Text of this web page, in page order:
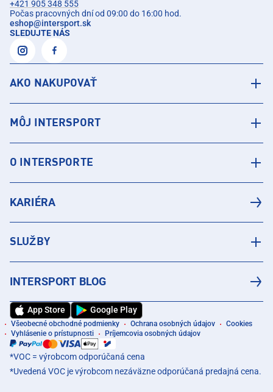
+421 905 348 555
Počas pracovných dní od 09:00 do 16:00 hod.
eshop@intersport.sk
SLEDUJTE NÁS
AKO NAKUPOVAŤ
MÔJ INTERSPORT
O INTERSPORTE
KARIÉRA
SLUŽBY
INTERSPORT BLOG
App Store Google Play
Všeobecné obchodné podmienky Ochrana osobných údajov
Cookies
Vyhlásenie o prístupnosti
Príjemcovia osobných údajov
*VOC = výrobcom odporúčaná cena
*Uvedená VOC je výrobcom nezáväzne odporúčaná predajná cena.